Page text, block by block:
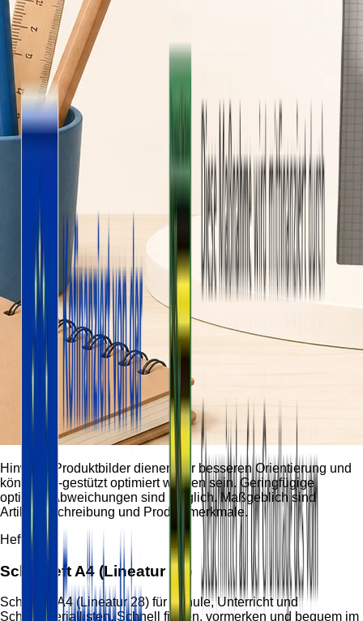
Hinweis:
Produktbilder dienen der besseren Orientierung und
können KI-gestützt optimiert worden sein. Geringfügige
optische Abweichungen sind möglich. Maßgeblich sind
Artikelbeschreibung und Produktmerkmale.
Heft
Schulheft A4 (Lineatur 28)
Schulheft A4 (Lineatur 28) für Schule, Unterricht und
Schulmateriallisten. Schnell finden, vormerken und bequem im